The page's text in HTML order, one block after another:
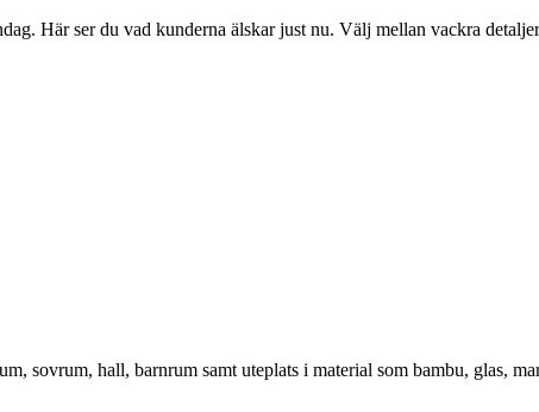
Här ser du vad kunderna älskar just nu. Välj mellan vackra
sovrum, hall, barnrum samt uteplats i material som bambu, glas,